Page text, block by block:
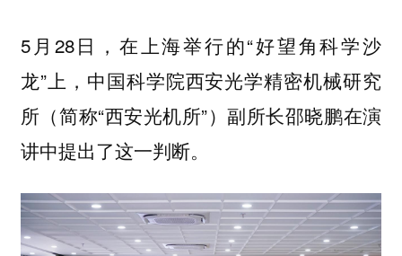
5月28日，在上海举行的“好望角科学沙
龙”上，中国科学院西安光学精密机械研究
所（简称“西安光机所”）副所长邵晓鹏在演
讲中提出了这一判断。